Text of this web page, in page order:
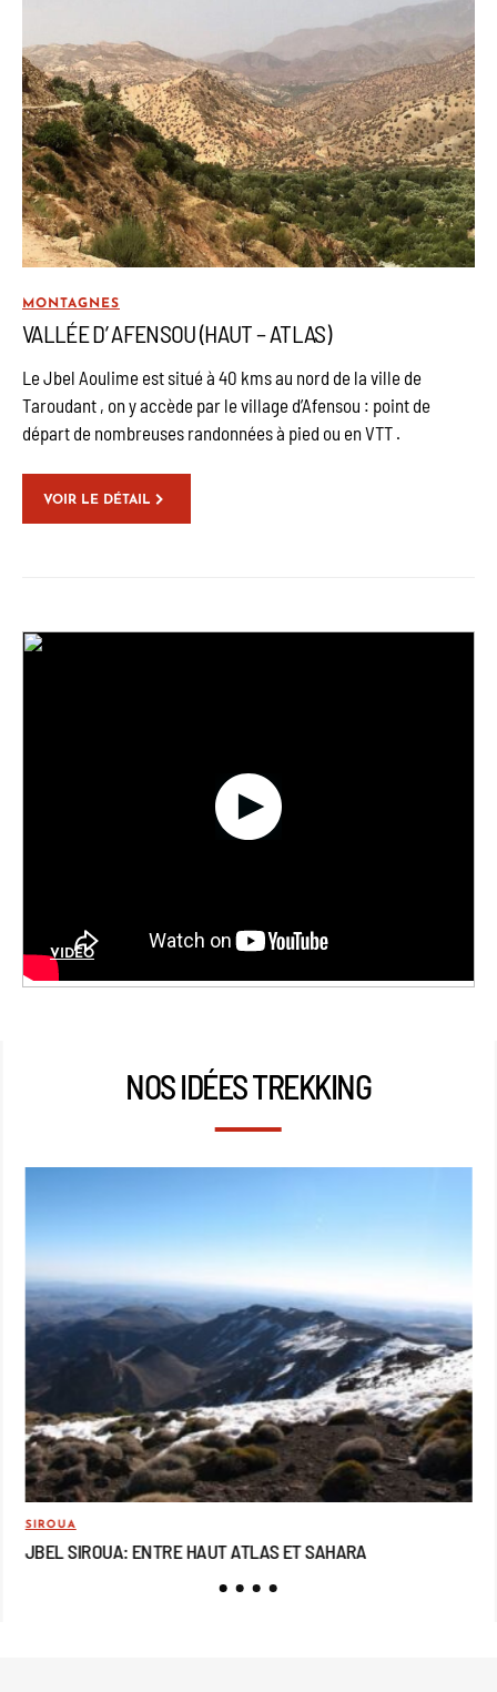
MONTAGNES
VALLÉE D’ AFENSOU (HAUT – ATLAS)
Le Jbel Aoulime est situé à 40 kms au nord de la ville de
Taroudant , on y accède par le village d’Afensou : point de
départ de nombreuses randonnées à pied ou en VTT .
VOIR LE DÉTAIL
VIDÉO
NOS IDÉES TREKKING
SIROUA
JBEL SIROUA: ENTRE HAUT ATLAS ET SAHARA